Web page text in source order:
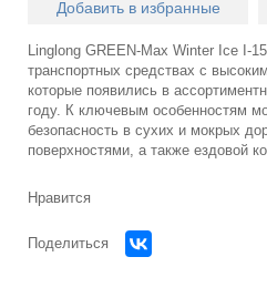
Добавить в избранные
Linglong GREEN-Max Winter Ice I-
транспортных средствах с
которые появились в
году. К ключевым особенностям
безопасность в сухих и мокрых
поверхностями, а также ездовой
Нравится
Поделиться